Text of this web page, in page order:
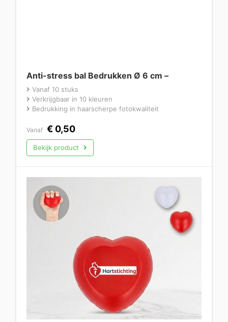
Anti-stress bal Bedrukken Ø 6 cm –
Vanaf 10 stuks
Verkrijgbaar in 10 kleuren
Bedrukking in haarscherpe fotokwaliteit
Vanaf € 0,50
Bekijk product